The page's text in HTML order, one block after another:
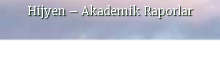
Hijyen – Akademik Raporlar